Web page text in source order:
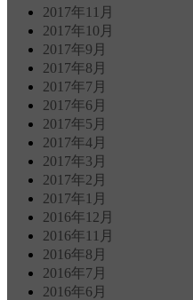
2017年11月
2017年10月
2017年9月
2017年8月
2017年7月
2017年6月
2017年5月
2017年4月
2017年3月
2017年2月
2017年1月
2016年12月
2016年11月
2016年8月
2016年7月
2016年6月